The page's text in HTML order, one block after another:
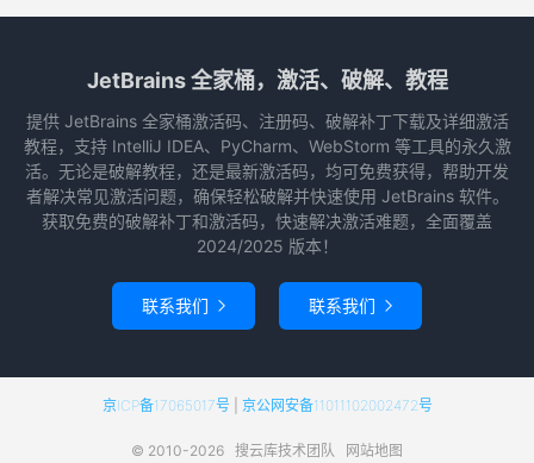
JetBrains 全家桶，激活、破解、教程
提供 JetBrains 全家桶激活码、注册码、破解补丁下载及详细激活
教程，支持 IntelliJ IDEA、PyCharm、WebStorm 等工具的永久激
活。无论是破解教程，还是最新激活码，均可免费获得，帮助开发
者解决常见激活问题，确保轻松破解并快速使用 JetBrains 软件。
获取免费的破解补丁和激活码，快速解决激活难题，全面覆盖
2024/2025 版本！
联系我们  联系我们 
京ICP备17065017号| 京公网安备11011102002472号
© 2010-2026 搜云库技术团队 网站地图